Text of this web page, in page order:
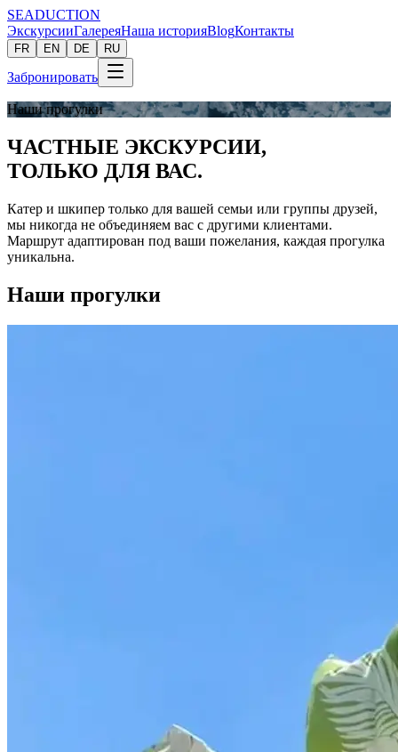
SEADUCTION
ЭкскурсииГалереяНаша историяBlogКонтакты
FR EN DE RU
Забронировать
Наши прогулки
ЧАСТНЫЕ ЭКСКУРСИИ,
ТОЛЬКО ДЛЯ ВАС.
Катер и шкипер только для вашей семьи или группы друзей,
мы никогда не объединяем вас с другими клиентами.
Маршрут адаптирован под ваши пожелания, каждая прогулка
уникальна.
Наши прогулки